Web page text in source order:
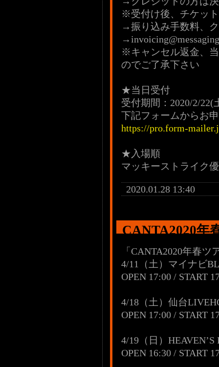
※受付け後、チケッ
→振り込み手数料、
※キャンセル返金、
のでご了承下さい
★当日受付
受付期間：2020/2/22(
下記フォームからお
https://pro.form-
★入場順
マッキーストライク
2020.01.28 13:40
CANTA2020年
「CANTA2020年春ツ
4/11（土）マイナビ
OPEN 17:00 / START
4/18（土）仙台
OPEN 17:00 / START
4/19（日）
OPEN 16:30 / START